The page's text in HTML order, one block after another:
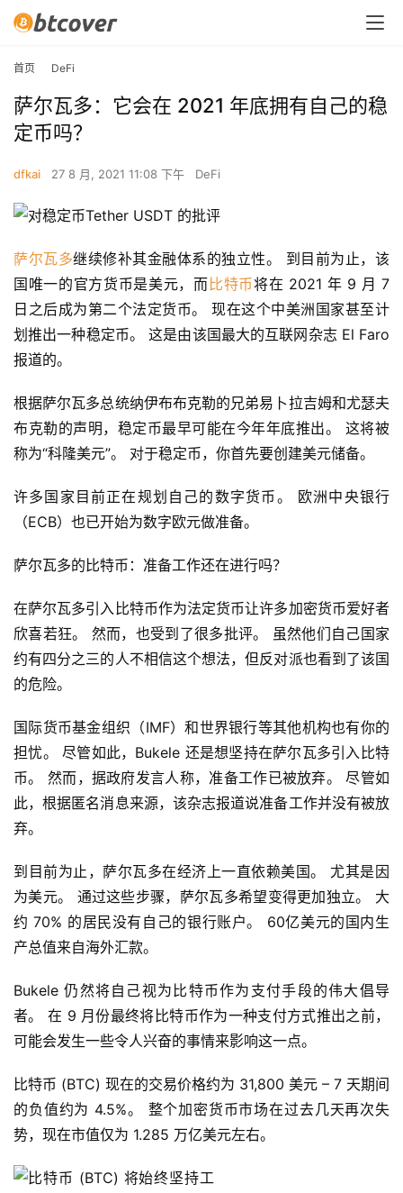
首页 DeFi
萨尔瓦多：它会在 2021 年底拥有自己的稳
定币吗？
dfkai 27 8 月, 2021 11:08 下午 DeFi
萨尔瓦多继续修补其金融体系的独立性。 到目前为止，该
国唯一的官方货币是美元，而 比特币将在 2021 年 9 月 7
日之后成为第二个法定货币。 现在这个中美洲国家甚至计
划推出一种稳定币。 这是由该国最大的互联网杂志 El Faro
报道的。
根据萨尔瓦多总统纳伊布布克勒的兄弟易卜拉吉姆和尤瑟夫
布克勒的声明，稳定币最早可能在今年年底推出。 这将被
称为“科隆美元”。 对于稳定币，你首先要创建美元储备。
许多国家目前正在规划自己的数字货币。 欧洲中央银行
（ECB）也已开始为数字欧元做准备。
萨尔瓦多的比特币：准备工作还在进行吗？
在萨尔瓦多引入比特币作为法定货币让许多加密货币爱好者
欣喜若狂。 然而，也受到了很多批评。 虽然他们自己国家
约有四分之三的人不相信这个想法，但反对派也看到了该国
的危险。
国际货币基金组织（IMF）和世界银行等其他机构也有你的
担忧。 尽管如此，Bukele 还是想坚持在萨尔瓦多引入比特
币。 然而，据政府发言人称，准备工作已被放弃。 尽管如
此，根据匿名消息来源，该杂志报道说准备工作并没有被放
弃。
到目前为止，萨尔瓦多在经济上一直依赖美国。 尤其是因
为美元。 通过这些步骤，萨尔瓦多希望变得更加独立。 大
约 70% 的居民没有自己的银行账户。 60亿美元的国内生
产总值来自海外汇款。
Bukele 仍然将自己视为比特币作为支付手段的伟大倡导
者。 在 9 月份最终将比特币作为一种支付方式推出之前，
可能会发生一些令人兴奋的事情来影响这一点。
比特币 (BTC) 现在的交易价格约为 31,800 美元 – 7 天期间
的负值约为 4.5%。 整个加密货币市场在过去几天再次失
势，现在市值仅为 1.285 万亿美元左右。